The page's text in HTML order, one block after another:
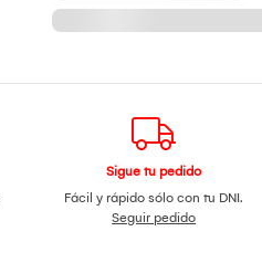
Sigue tu pedido
Fácil y rápido sólo con tu DNI.
Seguir pedido